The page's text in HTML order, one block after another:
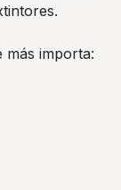
importa: